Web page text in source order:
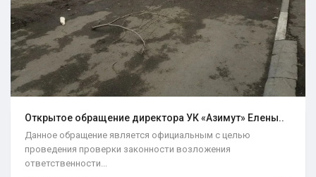
Открытое обращение директора УК «Азимут» Елены..
Данное обращение является официальным с целью
проведения проверки законности возложения
ответственности...